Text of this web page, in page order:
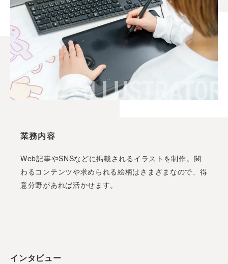
業務内容
Web記事やSNSなどに掲載されるイラストを制作。関
わるコンテンツや求められる絵柄はさまざまなので、得
意分野があれば活かせます。
インタビュー